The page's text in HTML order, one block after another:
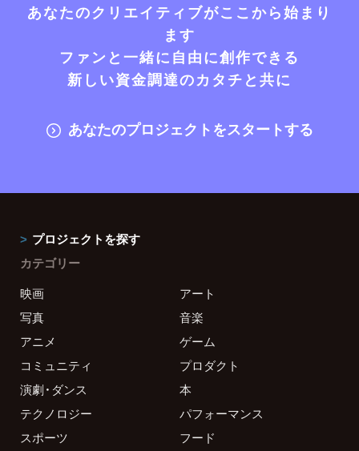
あなたのクリエイティブがここから始まり
ます
ファンと一緒に自由に創作できる
新しい資金調達のカタチと共に
あなたのプロジェクトをスタートする
プロジェクトを探す
カテゴリー
映画
アート
写真
音楽
アニメ
ゲーム
コミュニティ
プロダクト
演劇・ダンス
本
テクノロジー
パフォーマンス
スポーツ
フード